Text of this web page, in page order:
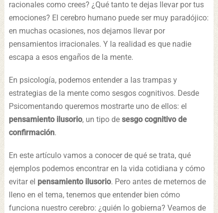
racionales como crees? ¿Qué tanto te dejas llevar por tus
emociones? El cerebro humano puede ser muy paradójico:
en muchas ocasiones, nos dejamos llevar por
pensamientos irracionales. Y la realidad es que nadie
escapa a esos engaños de la mente.
En psicología, podemos entender a las trampas y
estrategias de la mente como sesgos cognitivos. Desde
Psicomentando queremos mostrarte uno de ellos: el
pensamiento ilusorio, un tipo de sesgo cognitivo de
confirmación.
En este artículo vamos a conocer de qué se trata, qué
ejemplos podemos encontrar en la vida cotidiana y cómo
evitar el pensamiento ilusorio. Pero antes de meternos de
lleno en el tema, tenemos que entender bien cómo
funciona nuestro cerebro: ¿quién lo gobierna? Veamos de